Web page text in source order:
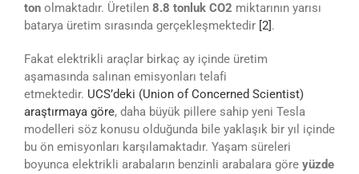
ton olmaktadır. Üretilen 8.8 tonluk CO2 miktarının yarısı
batarya üretim sırasında gerçekleşmektedir [2] .
Fakat elektrikli araçlar birkaç ay içinde üretim
aşamasında salınan emisyonları telafi
etmektedir. UCS’deki (Union of Concerned Scientist)
araştırmaya göre, daha büyük pillere sahip yeni Tesla
modelleri söz konusu olduğunda bile yaklaşık bir yıl içinde
bu ön emisyonları karşılamaktadır. Yaşam süreleri
boyunca elektrikli arabaların benzinli arabalara göre yüzde